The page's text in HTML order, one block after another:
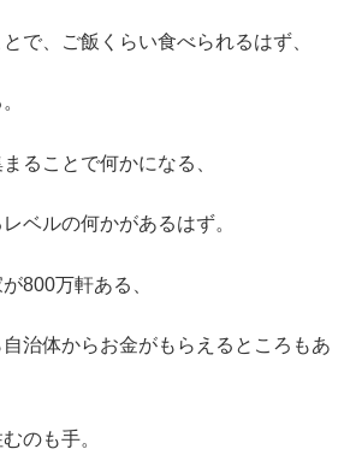
で、ご飯くらい食べられるはず、
ることで何かになる、
ベルの何かがあるはず。
800万軒ある、
治体からお金がもらえるところもあ
のも手。